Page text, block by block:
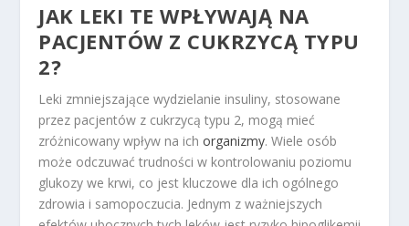
JAK LEKI TE WPŁYWAJĄ NA
PACJENTÓW Z CUKRZYCĄ TYPU
2?
Leki zmniejszające wydzielanie insuliny, stosowane
przez pacjentów z cukrzycą typu 2, mogą mieć
zróżnicowany wpływ na ichorganizmy. Wiele osób
może odczuwać trudności w kontrolowaniu poziomu
glukozy we krwi, co jest kluczowe dla ich ogólnego
zdrowia i samopoczucia. Jednym z ważniejszych